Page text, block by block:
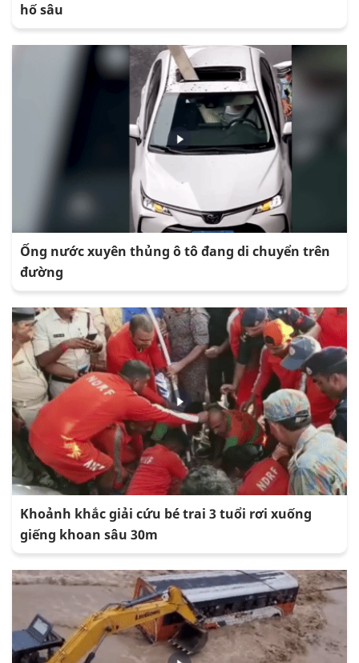
hố sâu
Ống nước xuyên thủng ô tô đang di chuyển trên
đường
Khoảnh khắc giải cứu bé trai 3 tuổi rơi xuống
giếng khoan sâu 30m